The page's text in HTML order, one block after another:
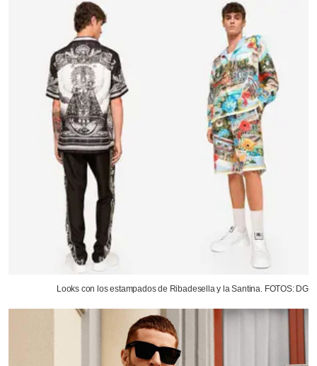
Looks con los estampados de Ribadesella y la Santina. FOTOS: DG